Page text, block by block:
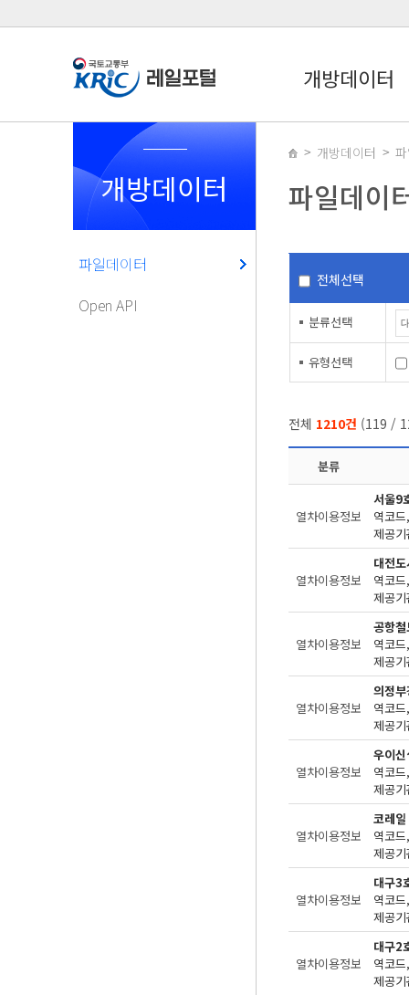
개방데이터
개방데이터
파일데이터
Open API
개방데이터
파일데이
전체선택
분류선택
유형선택
전체 1210건 (119 /
분류
열차이용정보
서울9
제공
열차이용정보
대전
제공
열차이용정보
공항
제공
열차이용정보
의정
제공
열차이용정보
우이
제공
열차이용정보
코레
제공
열차이용정보
대구3
제공
열차이용정보
대구2
제공